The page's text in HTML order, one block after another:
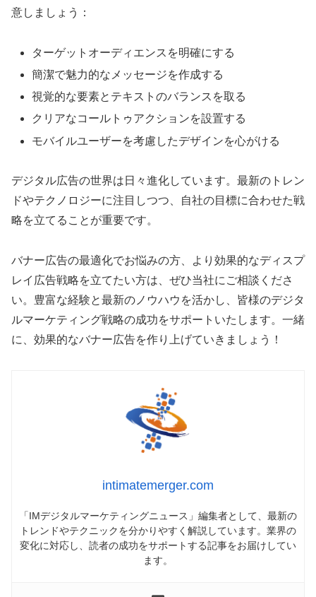
意しましょう：
ターゲットオーディエンスを明確にする
簡潔で魅力的なメッセージを作成する
視覚的な要素とテキストのバランスを取る
クリアなコールトゥアクションを設置する
モバイルユーザーを考慮したデザインを心がける
デジタル広告の世界は日々進化しています。最新のトレン
ドやテクノロジーに注目しつつ、自社の目標に合わせた戦
略を立てることが重要です。
バナー広告の最適化でお悩みの方、より効果的なディスプ
レイ広告戦略を立てたい方は、ぜひ当社にご相談くださ
い。豊富な経験と最新のノウハウを活かし、皆様のデジタ
ルマーケティング戦略の成功をサポートいたします。一緒
に、効果的なバナー広告を作り上げていきましょう！
intimatemerger.com
「IMデジタルマーケティングニュース」編集者として、最新の
トレンドやテクニックを分かりやすく解説しています。業界の
変化に対応し、読者の成功をサポートする記事をお届けしてい
ます。